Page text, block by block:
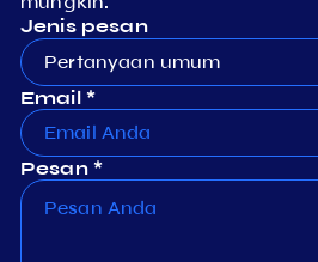
Jenis pesan
Pertanyaan umum
Email *
Pesan *